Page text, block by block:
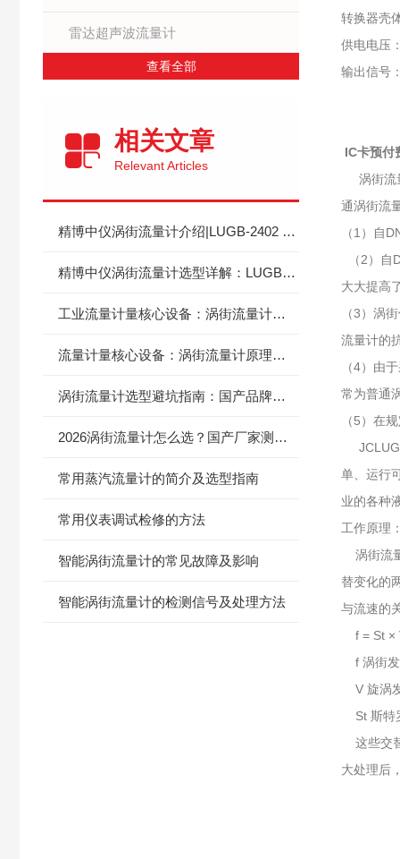
雷达超声波流量计
查看全部
相关文章
Relevant Articles
精博中仪涡街流量计介绍|LUGB‑2402 与 LUGB‑15 选型区分指南
精博中仪涡街流量计选型详解：LUGB‑2402、LUGB‑15 两款型号怎么按需挑选？
工业流量计量核心设备：涡街流量计原理与国产选型参考
流量计量核心设备：涡街流量计原理与国产选型参考
涡街流量计选型避坑指南：国产品牌如何突围？
2026涡街流量计怎么选？国产厂家测评与选型技巧
常用蒸汽流量计的简介及选型指南
常用仪表调试检修的方法
智能涡街流量计的常见故障及影响
智能涡街流量计的检测信号及处理方法
转换器壳
供电电压
输出信号
IC卡预付
涡街流
通涡街流
（1）自
（2）自
大大提高
（3）涡
流量计的
（4）由
常为普通
（5）在
单、运行
业的各种
工作原理
涡街流
替变化的
与流速的
f = St ×
f 涡街发
V 旋涡
St 斯特
这些交
大处理后